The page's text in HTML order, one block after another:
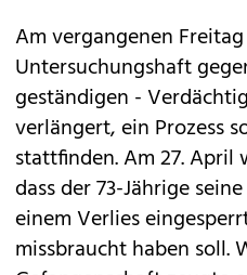
Am vergangenen
Untersuchungshaft
geständigen -
verlängert, ein Prozess
stattfinden. Am 27.
dass der 73-Jährige
einem Verlies
missbraucht haben soll.